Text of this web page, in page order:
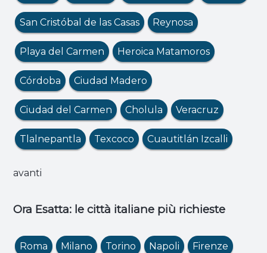
San Cristóbal de las Casas Reynosa
Playa del Carmen Heroica Matamoros
Córdoba Ciudad Madero
Ciudad del Carmen Cholula Veracruz
Tlalnepantla Texcoco Cuautitlán Izcalli
avanti
Ora Esatta: le città italiane più richieste
Roma Milano Torino Napoli Firenze